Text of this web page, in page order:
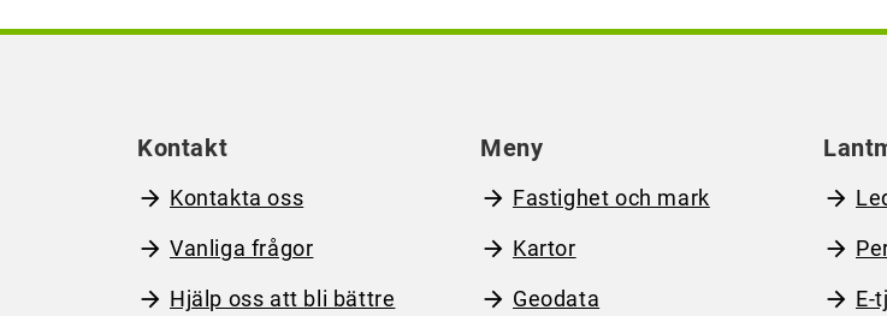
Kontakt
Kontakta oss
Vanliga frågor
Hjälp oss att bli bättre
Meny
Fastighet och mark
Kartor
Geodata
E-